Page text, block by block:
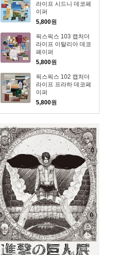
라이프 시드니 데코페
이퍼
5,800원
픽스픽스 103 캡처더
라이프 이탈리아 데코
페이퍼
5,800원
픽스픽스 102 캡처더
라이프 프라하 데코페
이퍼
5,800원